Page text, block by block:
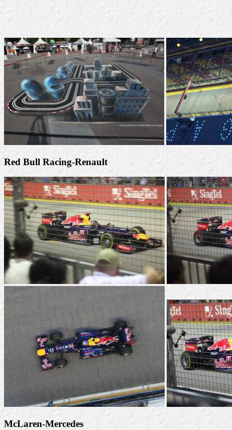
Red Bull Racing-Renault
McLaren-Mercedes